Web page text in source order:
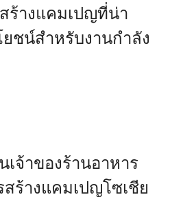
ร้างแคมเปญที่น่า
ชน์สำหรับงานกำลัง
จ้าของร้านอาหาร
ร้างแคมเปญโซเชีย